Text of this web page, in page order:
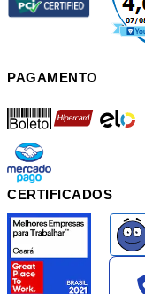
PAGAMENTO
boleto
mercadopago
CERTIFICADOS